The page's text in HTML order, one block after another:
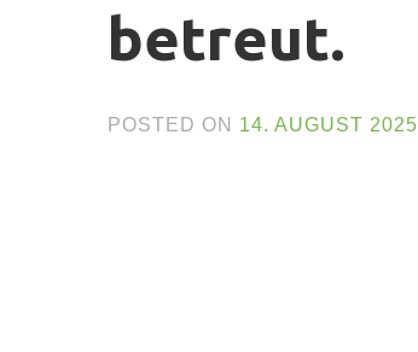
betreut.
POSTED ON 14. AUGUST 2025